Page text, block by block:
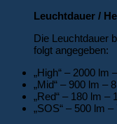
Leuchtdauer /
Die Leuchtdauer
folgt angegeben:
„High“ – 2000 lm
„Mid“ – 900 lm –
„Red“ – 180 lm –
„SOS“ – 500 lm –